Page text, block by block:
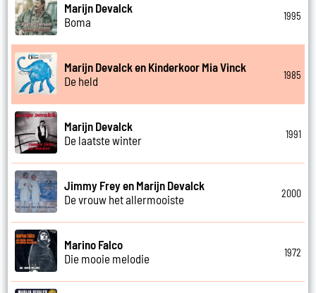
Marijn Devalck
Boma
1995
Marijn Devalck en Kinderkoor Mia Vinck
De held
1985
Marijn Devalck
De laatste winter
1991
Jimmy Frey en Marijn Devalck
De vrouw het allermooiste
2000
Marino Falco
Die mooie melodie
1972